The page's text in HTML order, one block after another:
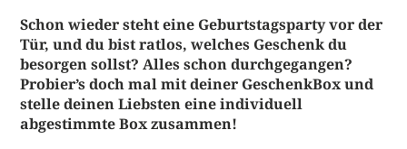
Schon wieder steht eine Geburtstagsparty vor der
Tür, und du bist ratlos, welches Geschenk du
besorgen sollst? Alles schon durchgegangen?
Probier’s doch mal mit deiner GeschenkBox und
stelle deinen Liebsten eine individuell
abgestimmte Box zusammen!